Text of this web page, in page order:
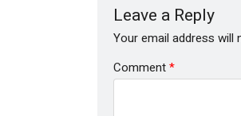
Leave a Reply
Your email address will
Comment*